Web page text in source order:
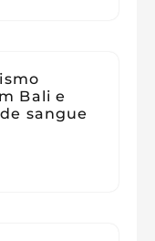
Bali e
sangue